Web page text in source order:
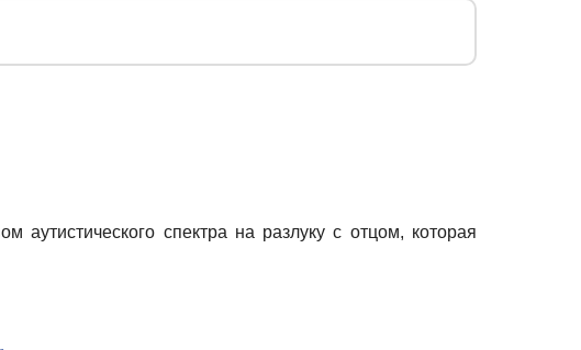
спектра на разлуку с отцом, которая